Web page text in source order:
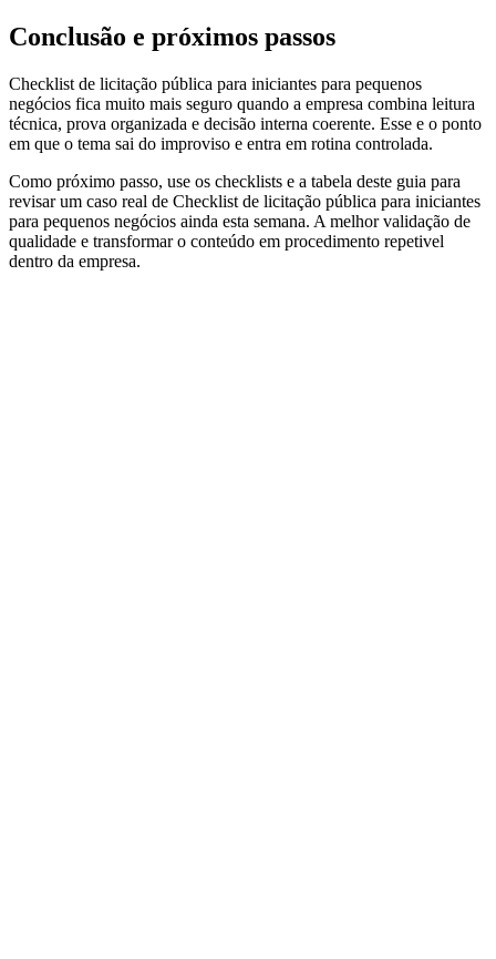
Conclusão e próximos passos
Checklist de licitação pública para iniciantes para pequenos
negócios fica muito mais seguro quando a empresa combina leitura
técnica, prova organizada e decisão interna coerente. Esse e o ponto
em que o tema sai do improviso e entra em rotina controlada.
Como próximo passo, use os checklists e a tabela deste guia para
revisar um caso real de Checklist de licitação pública para iniciantes
para pequenos negócios ainda esta semana. A melhor validação de
qualidade e transformar o conteúdo em procedimento repetivel
dentro da empresa.